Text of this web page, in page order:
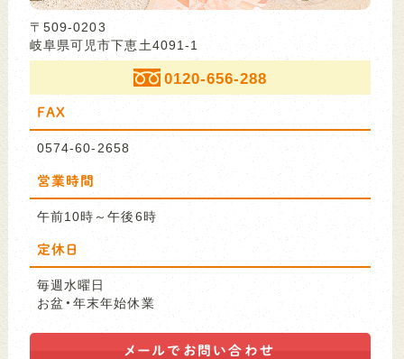
〒509-0203
岐阜県可児市下恵土4091-1
0120-656-288
FAX
0574-60-2658
営業時間
午前10時～午後6時
定休日
毎週水曜日
お盆・年末年始休業
メールで お問い合わせ